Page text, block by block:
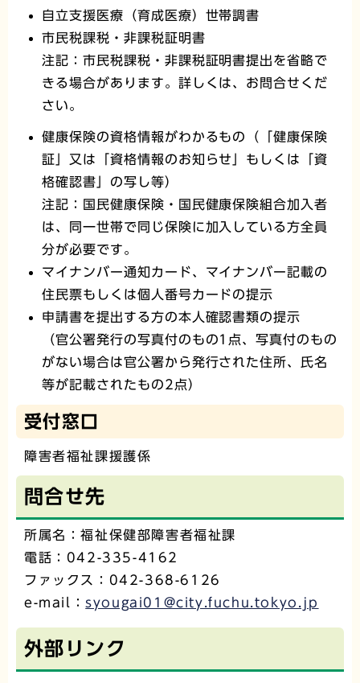
自立支援医療（育成医療）世帯調書
市民税課税・非課税証明書
注記：市民税課税・非課税証明書提出を省略で
きる場合があります。詳しくは、お問合せくだ
さい。
健康保険の資格情報がわかるもの（「健康保険
証」又は「資格情報のお知らせ」もしくは「資
格確認書」の写し等）
注記：国民健康保険・国民健康保険組合加入者
は、同一世帯で同じ保険に加入している方全員
分が必要です。
マイナンバー通知カード、マイナンバー記載の
住民票もしくは個人番号カードの提示
申請書を提出する方の本人確認書類の提示
（官公署発行の写真付のもの1点、写真付のもの
がない場合は官公署から発行された住所、氏名
等が記載されたもの2点）
受付窓口
障害者福祉課援護係
問合せ先
所属名：福祉保健部障害者福祉課
電話：042-335-4162
ファックス：042-368-6126
e-mail：syougai01@city.fuchu.tokyo.jp
外部リンク